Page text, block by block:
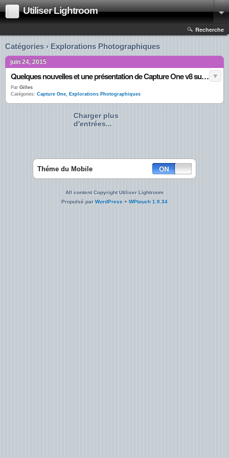
Utiliser Lightroom
Recherche
Catégories › Explorations Photographiques
juin 24, 2015
Quelques nouvelles et une présentation de Capture One v8 sur Explorations Photographiques
Par Gilles
Catégories: Capture One, Explorations Photographiques
Charger plus
d'entrées...
Théme du Mobile
All content Copyright Utiliser Lightroom
Propulsé parWordPress + WPtouch 1.9.34